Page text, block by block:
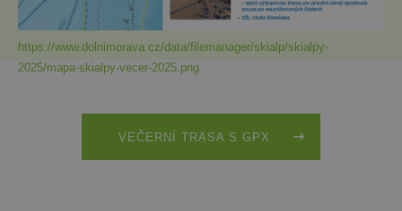
https://www.dolnimorava.cz/data/filemanager/skialp/skialpy-
2025/mapa-skialpy-vecer-2025.png
VEČERNÍ TRASA S GPX